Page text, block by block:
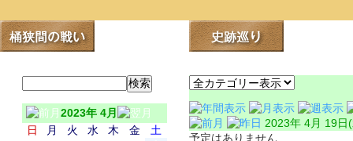
2023年 4月
日
月 火 水 木 金
土
2023年 4月 19日
予定はありません